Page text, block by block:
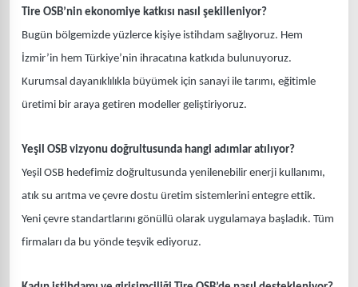
Tire OSB’nin ekonomiye katkısı nasıl şekilleniyor?
Bugün bölgemizde yüzlerce kişiye istihdam sağlıyoruz. Hem
İzmir’in hem Türkiye’nin ihracatına katkıda bulunuyoruz.
Kurumsal dayanıklılıkla büyümek için sanayi ile tarımı, eğitimle
üretimi bir araya getiren modeller geliştiriyoruz.
Yeşil OSB vizyonu doğrultusunda hangi adımlar atılıyor?
Yeşil OSB hedefimiz doğrultusunda yenilenebilir enerji kullanımı,
atık su arıtma ve çevre dostu üretim sistemlerini entegre ettik.
Yeni çevre standartlarını gönüllü olarak uygulamaya başladık. Tüm
firmaları da bu yönde teşvik ediyoruz.